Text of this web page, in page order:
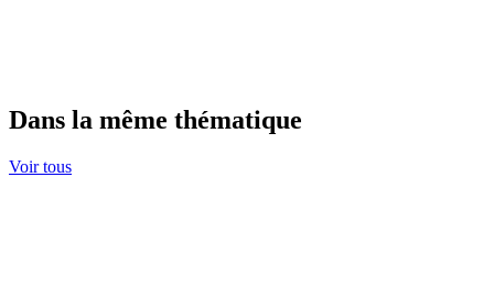
Dans la même thématique
Voir tous